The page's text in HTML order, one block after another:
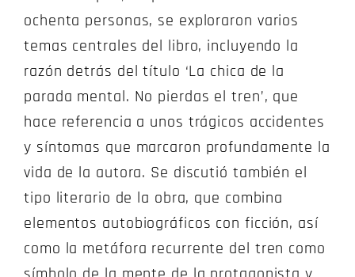
ochenta personas, se exploraron varios
temas centrales del libro, incluyendo la
razón detrás del título ‘La chica de la
parada mental. No pierdas el tren’, que
hace referencia a unos trágicos accidentes
y síntomas que marcaron profundamente la
vida de la autora. Se discutió también el
tipo literario de la obra, que combina
elementos autobiográficos con ficción, así
como la metáfora recurrente del tren como